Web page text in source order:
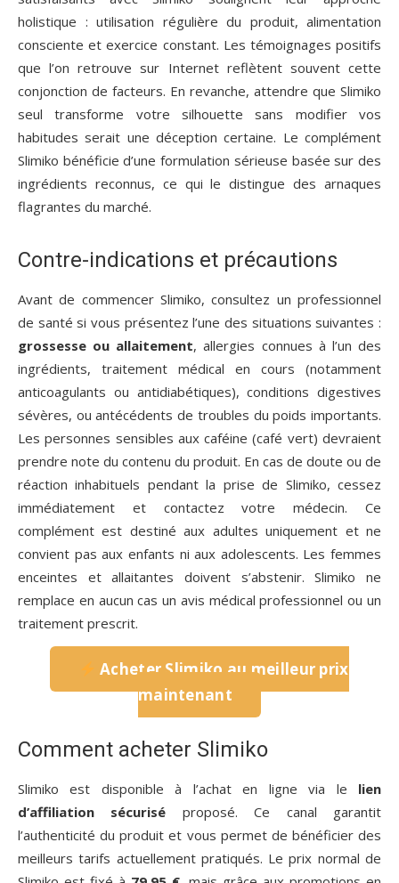
holistique : utilisation régulière du produit, alimentation
consciente et exercice constant. Les témoignages positifs
que l’on retrouve sur Internet reflètent souvent cette
conjonction de facteurs. En revanche, attendre que Slimiko
seul transforme votre silhouette sans modifier vos
habitudes serait une déception certaine. Le complément
Slimiko bénéficie d’une formulation sérieuse basée sur des
ingrédients reconnus, ce qui le distingue des arnaques
flagrantes du marché.
Contre-indications et précautions
Avant de commencer Slimiko, consultez un professionnel
de santé si vous présentez l’une des situations suivantes :
grossesse ou allaitement, allergies connues à l’un des
ingrédients, traitement médical en cours (notamment
anticoagulants ou antidiabétiques), conditions digestives
sévères, ou antécédents de troubles du poids importants.
Les personnes sensibles aux caféine (café vert) devraient
prendre note du contenu du produit. En cas de doute ou de
réaction inhabituels pendant la prise de Slimiko, cessez
immédiatement et contactez votre médecin. Ce
complément est destiné aux adultes uniquement et ne
convient pas aux enfants ni aux adolescents. Les femmes
enceintes et allaitantes doivent s’abstenir. Slimiko ne
remplace en aucun cas un avis médical professionnel ou un
traitement prescrit.
Acheter Slimiko au meilleur prix
maintenant
Comment acheter Slimiko
Slimiko est disponible à l’achat en ligne via le lien
d’affiliation sécurisé proposé. Ce canal garantit
l’authenticité du produit et vous permet de bénéficier des
meilleurs tarifs actuellement pratiqués. Le prix normal de